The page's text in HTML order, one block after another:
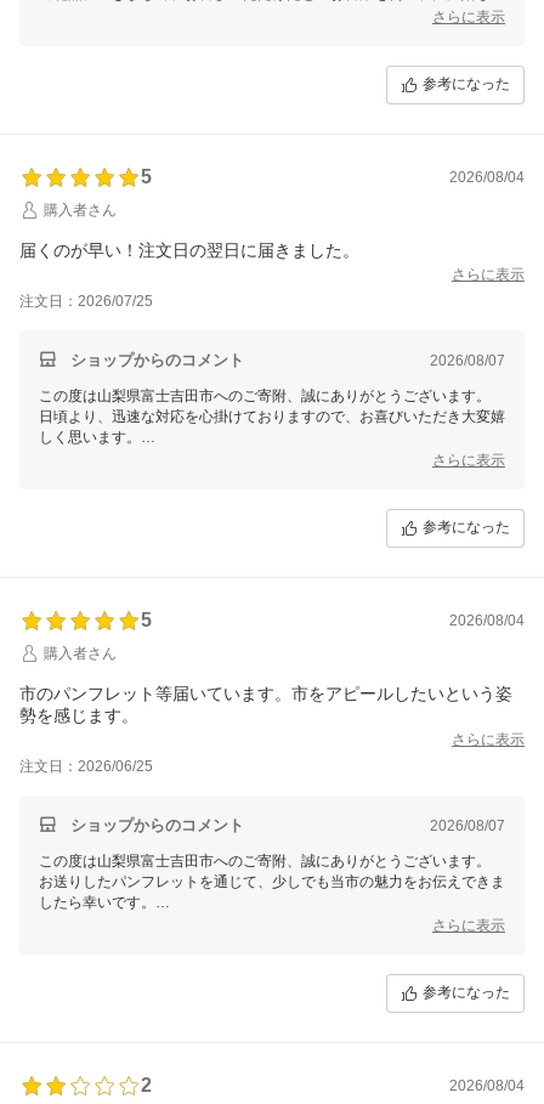
いただいたご感想を励みに、今後も寄附者様にご満足いただけるよう努
さらに表示
参考になった
5
2026/08/04
購入者さん
届くのが早い！注文日の翌日に届きました。
さらに表示
注文日：2026/07/25
ショップからのコメント 2026/08/07
この度は山梨県富士吉田市へのご寄附、誠にありがとうございます。
日頃より、迅速な対応を心掛けておりますので、お喜びいただき大変嬉
しく思います。
今後も寄附者様に安心してお申込みいただけるよう、精一杯努めてまい
さらに表示
参考になった
5
2026/08/04
購入者さん
市のパンフレット等届いています。市をアピールしたいという姿
勢を感じます。
さらに表示
注文日：2026/06/25
ショップからのコメント 2026/08/07
この度は山梨県富士吉田市へのご寄附、誠にありがとうございます。
お送りしたパンフレットを通じて、少しでも当市の魅力をお伝えできま
したら幸いです。
引き続き山梨県富士吉田市をよろしくお願いいたします。
さらに表示
参考になった
2
2026/08/04